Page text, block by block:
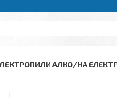
ЕЛЕКТРОПИЛИ АЛКО/НА